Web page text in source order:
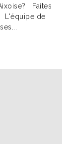
Faites
L'équipe de